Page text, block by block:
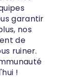
garantir
nos
de
ruiner.
!